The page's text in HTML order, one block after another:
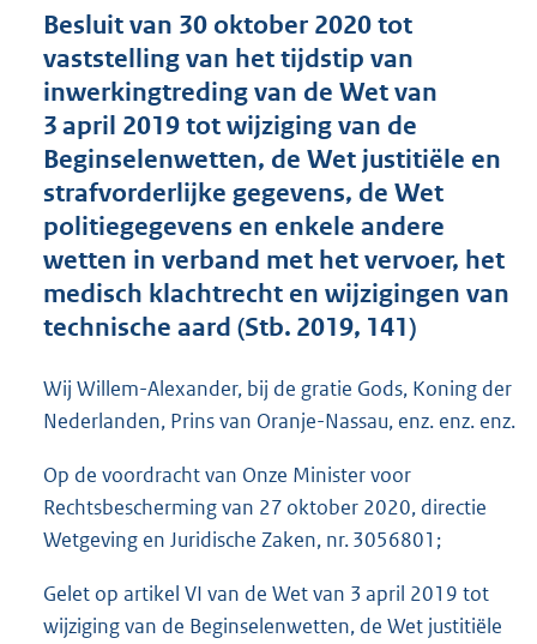
n
d
s
g
o
o
t
e
:
4
2
K
Besluit van 30 oktober 2020 tot
vaststelling van het tijdstip van
inwerkingtreding van de Wet van
3 april 2019 tot wijziging van de
Beginselenwetten, de Wet justitiële en
strafvorderlijke gegevens, de Wet
politiegegevens en enkele andere
wetten in verband met het vervoer, het
medisch klachtrecht en wijzigingen van
technische aard (Stb. 2019, 141)
Wij Willem-Alexander, bij de gratie Gods, Koning der
Nederlanden, Prins van Oranje-Nassau, enz. enz. enz.
Op de voordracht van Onze Minister voor
Rechtsbescherming van 27 oktober 2020, directie
Wetgeving en Juridische Zaken, nr. 3056801;
Gelet op artikel VI van de Wet van 3 april 2019 tot
wijziging van de Beginselenwetten, de Wet justitiële